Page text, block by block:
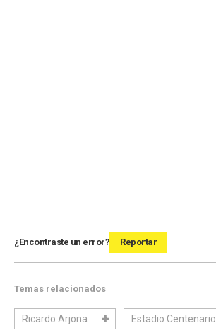
¿Encontraste un error? Reportar
Temas relacionados
Ricardo Arjona Estadio Centenario